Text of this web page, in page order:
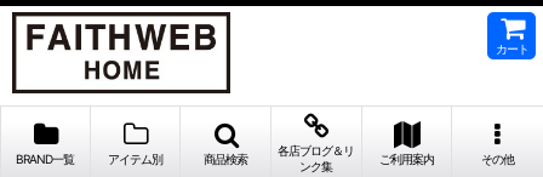
カート
BRAND一覧 アイテム別 商品検索
各店ブログ＆リ
ンク集
ご利用案内 その他